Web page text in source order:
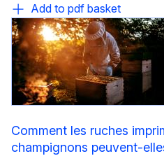
Add to pdf basket
Comment les ruches
champignons peuvent-